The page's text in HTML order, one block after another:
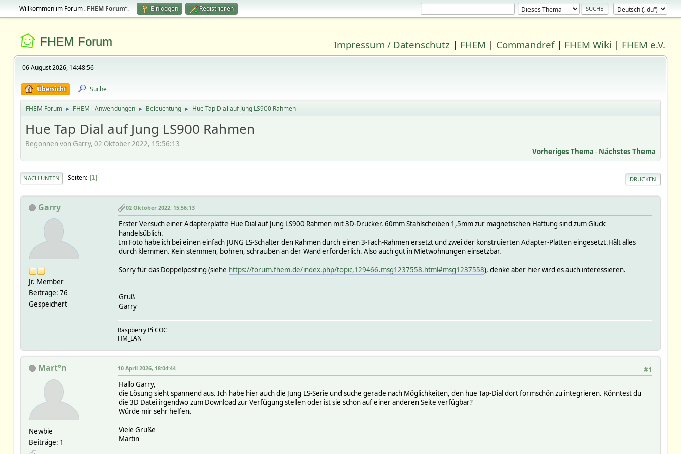
Willkommen im Forum „FHEM Forum“. Einloggen Registrieren
FHEM Forum Impressum / Datenschutz | FHEM | Commandref| FHEM Wiki | FHEM e.V.
06 August 2026, 14:48:56
Übersicht Suche
FHEM Forum ► FHEM - Anwendungen ► Beleuchtung ► Hue Tap Dial auf Jung LS900 Rahmen
Hue Tap Dial auf Jung LS900 Rahmen
Begonnen von Garry, 02 Oktober 2022, 15:56:13
Vorheriges Thema - Nächstes Thema
DRUCKEN
NACH UNTEN Seiten 1
Garry
Jr. Member
Beiträge: 76
Gespeichert
02 Oktober 2022, 15:56:13
Erster Versuch einer Adapterplatte Hue Dial auf Jung LS900 Rahmen mit 3D-Drucker. 60mm Stahlscheiben 1,5mm zur magnetischen Haftung sind zum Glück
handelsüblich.
Im Foto habe ich bei einen einfach JUNG LS-Schalter den Rahmen durch einen 3-Fach-Rahmen ersetzt und zwei der konstruierten Adapter-Platten eingesetzt.Hält alles
durch klemmen. Kein stemmen, bohren, schrauben an der Wand erforderlich. Also auch gut in Mietwohnungen einsetzbar.
Sorry für das Doppelposting (siehe https://forum.fhem.de/index.php/topic,129466.msg1237558.html#msg1237558), denke aber hier wird es auch interessieren.
Gruß
Garry
Raspberry Pi COC
HM_LAN
Mart°n
Newbie
Beiträge: 1
#1
10 April 2026, 18:04:44
Hallo Garry,
die Lösung sieht spannend aus. Ich habe hier auch die Jung LS-Serie und suche gerade nach Möglichkeiten, den hue Tap-Dial dort formschön zu integrieren. Könntest du
die 3D Datei irgendwo zum Download zur Verfügung stellen oder ist sie schon auf einer anderen Seite verfügbar?
Würde mir sehr helfen.
Viele Grüße
Martin